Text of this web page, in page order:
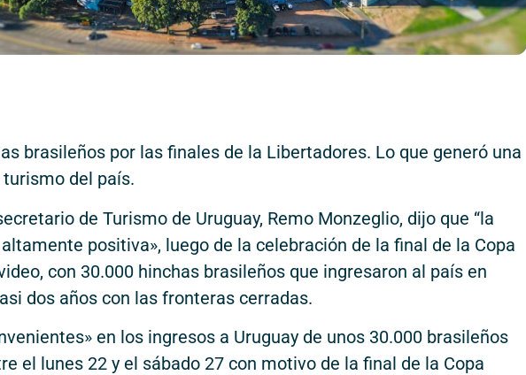
brasileños por las finales de la Libertadores. Lo que generó una
del país.
de Turismo de Uruguay, Remo Monzeglio, dijo que “la
positiva», luego de la celebración de la final de la Copa
con 30.000 hinchas brasileños que ingresaron al país en
dos años con las fronteras cerradas.
en los ingresos a Uruguay de unos 30.000 brasileños
el lunes 22 y el sábado 27 con motivo de la final de la Copa